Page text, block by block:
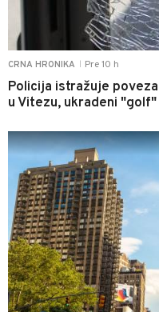
CRNA HRONIKA Pre 10 h
Policija istražuje
u Vitezu, ukradeni